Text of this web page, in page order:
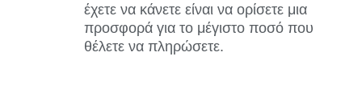
έχετε να κάνετε είναι να ορίσετε μια
προσφορά για το μέγιστο ποσό που
θέλετε να πληρώσετε.